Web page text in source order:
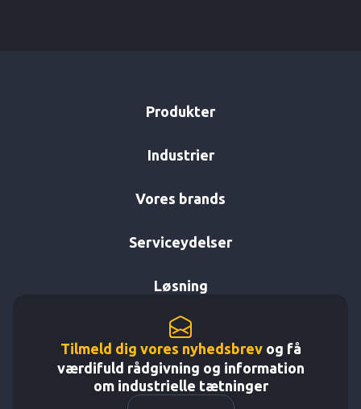
Produkter
Industrier
Vores brands
Serviceydelser
Løsning
Tilmeld dig vores nyhedsbrevog få
værdifuld rådgivning og information
om industrielle tætninger